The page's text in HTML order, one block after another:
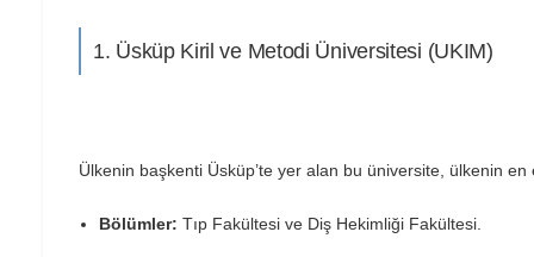
1. Üsküp Kiril ve Metodi Üniversitesi (UKIM)
Ülkenin başkenti Üsküp’te yer alan bu üniversite, ülkenin
Bölümler: Tıp Fakültesi ve Diş Hekimliği Fakültesi.